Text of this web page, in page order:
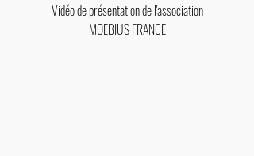
Vidéo de présentation de l'association
MOEBIUS FRANCE